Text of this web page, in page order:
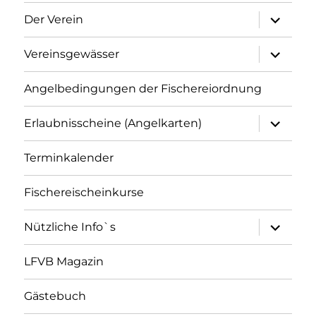
Der Verein
öffnen
Vereinsgewässer
öffnen
Angelbedingungen der Fischereiordnung
Erlaubnisscheine (Angelkarten)
öffnen
Terminkalender
Fischereischeinkurse
Nützliche Info`s
öffnen
LFVB Magazin
Gästebuch